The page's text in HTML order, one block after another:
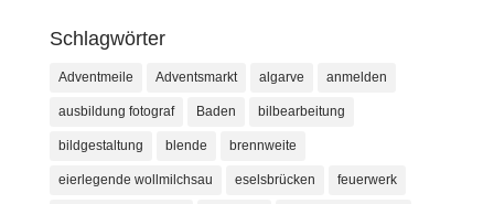
Schlagwörter
Adventmeile Adventsmarkt algarve anmelden
ausbildung fotograf Baden bilbearbeitung
bildgestaltung blende brennweite
eierlegende wollmilchsau eselsbrücken feuerwerk